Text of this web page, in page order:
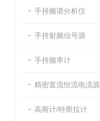
手持频谱分析仪
手持射频信号源
手持频率计
精密直流恒流电流源
高斯计/特斯拉计